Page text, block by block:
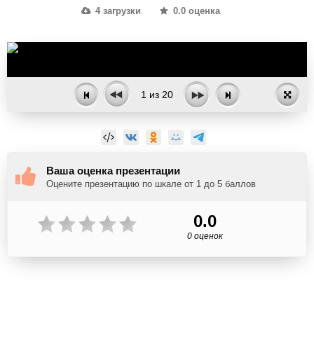
4 загрузки 0.0 оценка
1 из 20
Ваша оценка презентации
Оцените презентацию по шкале от 1 до 5 баллов
0.0
0 оценок